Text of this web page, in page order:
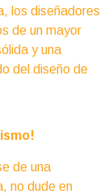
los diseñadores
de un mayor
y una
del diseño de
de una
no dude en